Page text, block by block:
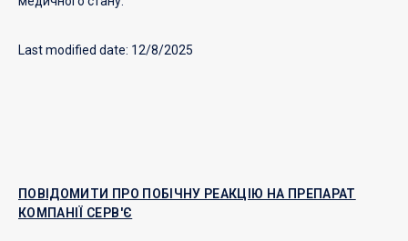
Last modified date: 12/8/2025
ПОВІДОМИТИ ПРО ПОБІЧНУ РЕАКЦІЮ НА ПРЕПАРАТ
КОМПАНІЇ СЕРВ'Є